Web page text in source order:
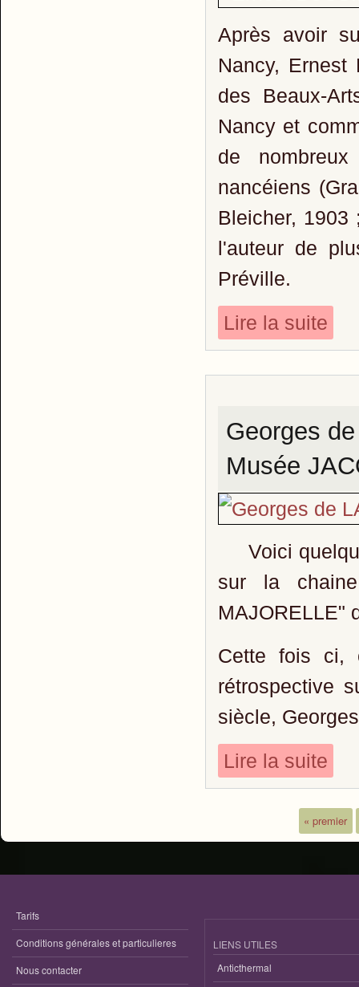
Après avoir
Nancy,
des Beaux-
Nancy et
de
nancéiens
Bleicher,
l'auteur de
Préville.
Lire la suite
Georges
Musée
Voici
sur la
MAJORELLE"
Cette fois ci,
rétrospective
siècle,
Lire la suite
Pages
« premier
Tarifs
Conditions générales et particulieres
Nous contacter
LIENS UTILES
Anticthermal